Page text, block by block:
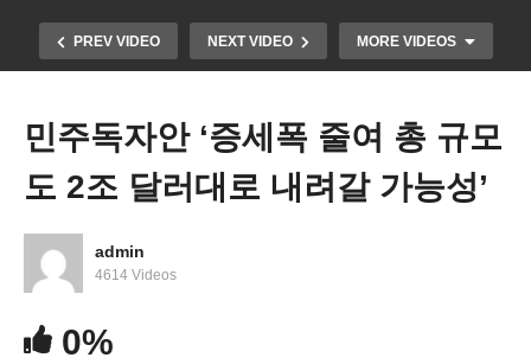
PREV VIDEO NEXT VIDEO MORE VIDEOS
투명’
민주독자안 ‘증세폭 줄여 총 규모
도 2조 달러대로 내려갈 가능성’
admin
4614 Videos
0%